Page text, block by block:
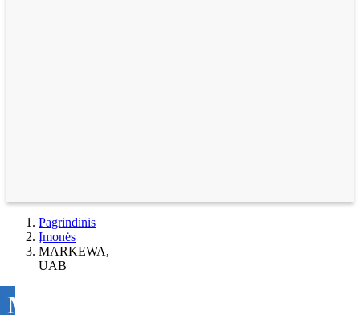
Pagrindinis
Įmonės
MARKEWA,
UAB
MARKEWA,